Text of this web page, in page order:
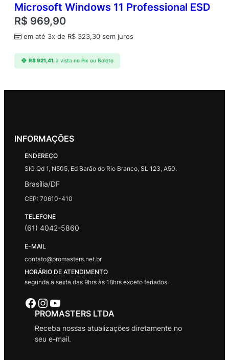
Microsoft Windows 11 Professional ESD
R$ 969,90
em até 3x de R$ 323,30 sem juros
R$921,41 à vista no Pix ou Boleto
INFORMAÇÕES
ENDEREÇO
SIG Qd 1, N505, Ed Barão do Rio Branco, SL 123, A50.
Brasília/DF
CEP: 70610-410
TELEFONE
(61) 4042-5860
E-MAIL
contato@promasters.net.br
HORÁRIO DE ATENDIMENTO
segunda a sexta das 9hrs às 18hrs exceto feriados.
Facebook Instagram Youtube
PROMASTERS LTDA
Receba nossas atualizações diretamente no
seu e-mail.